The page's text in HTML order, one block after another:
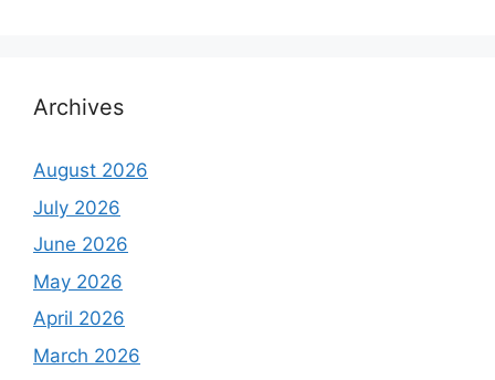
Archives
August 2026
July 2026
June 2026
May 2026
April 2026
March 2026